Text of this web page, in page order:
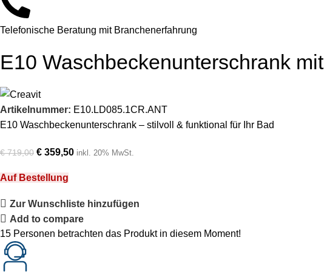
Telefonische Beratung mit Branchenerfahrung
E10 Waschbeckenunterschrank
Artikelnummer: E10.LD085.1CR.ANT
E10 Waschbeckenunterschrank – stilvoll & funktional für Ihr Bad
€719,00 € 359,50 inkl. 20% MwSt.
Auf Bestellung
Zur Wunschliste hinzufügen
Add to compare
15 Personen betrachten das Produkt in diesem Moment!